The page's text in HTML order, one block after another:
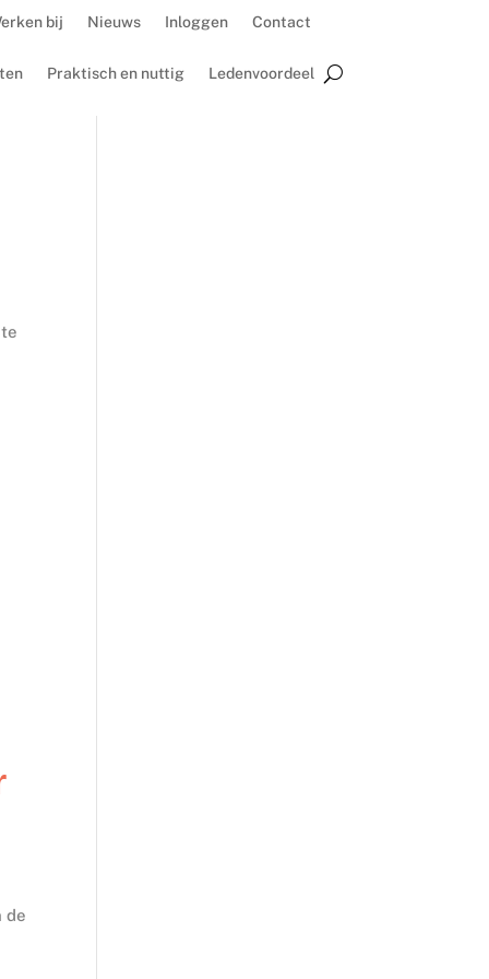
bij Nieuws Inloggen Contact
Praktisch en nuttig Ledenvoordeel
de